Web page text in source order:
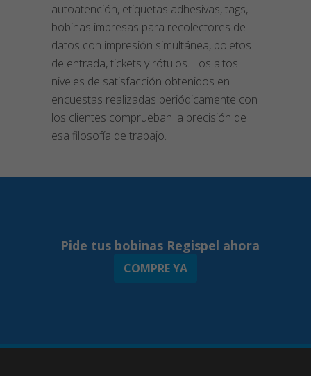
autoatención, etiquetas adhesivas, tags,
bobinas impresas para recolectores de
datos con impresión simultánea, boletos
de entrada, tickets y rótulos. Los altos
niveles de satisfacción obtenidos en
encuestas realizadas periódicamente con
los clientes comprueban la precisión de
esa filosofía de trabajo.
Pide tus bobinas Regispel ahora
COMPRE YA